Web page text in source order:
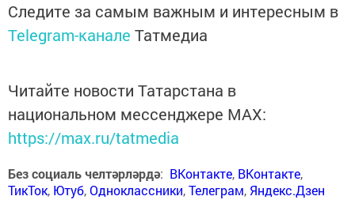
Следите за самым важным и интересным в
Telegram-канале Татмедиа
Читайте новости Татарстана в
национальном мессенджере MАХ:
https://max.ru/tatmedia
Без социаль челтәрләрдә: ВКонтакте, ВКонтакте,
ТикТок, Ютуб,Одноклассники,Телеграм, Яндекс.Дзен